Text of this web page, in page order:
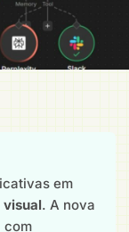
em
. A nova
com